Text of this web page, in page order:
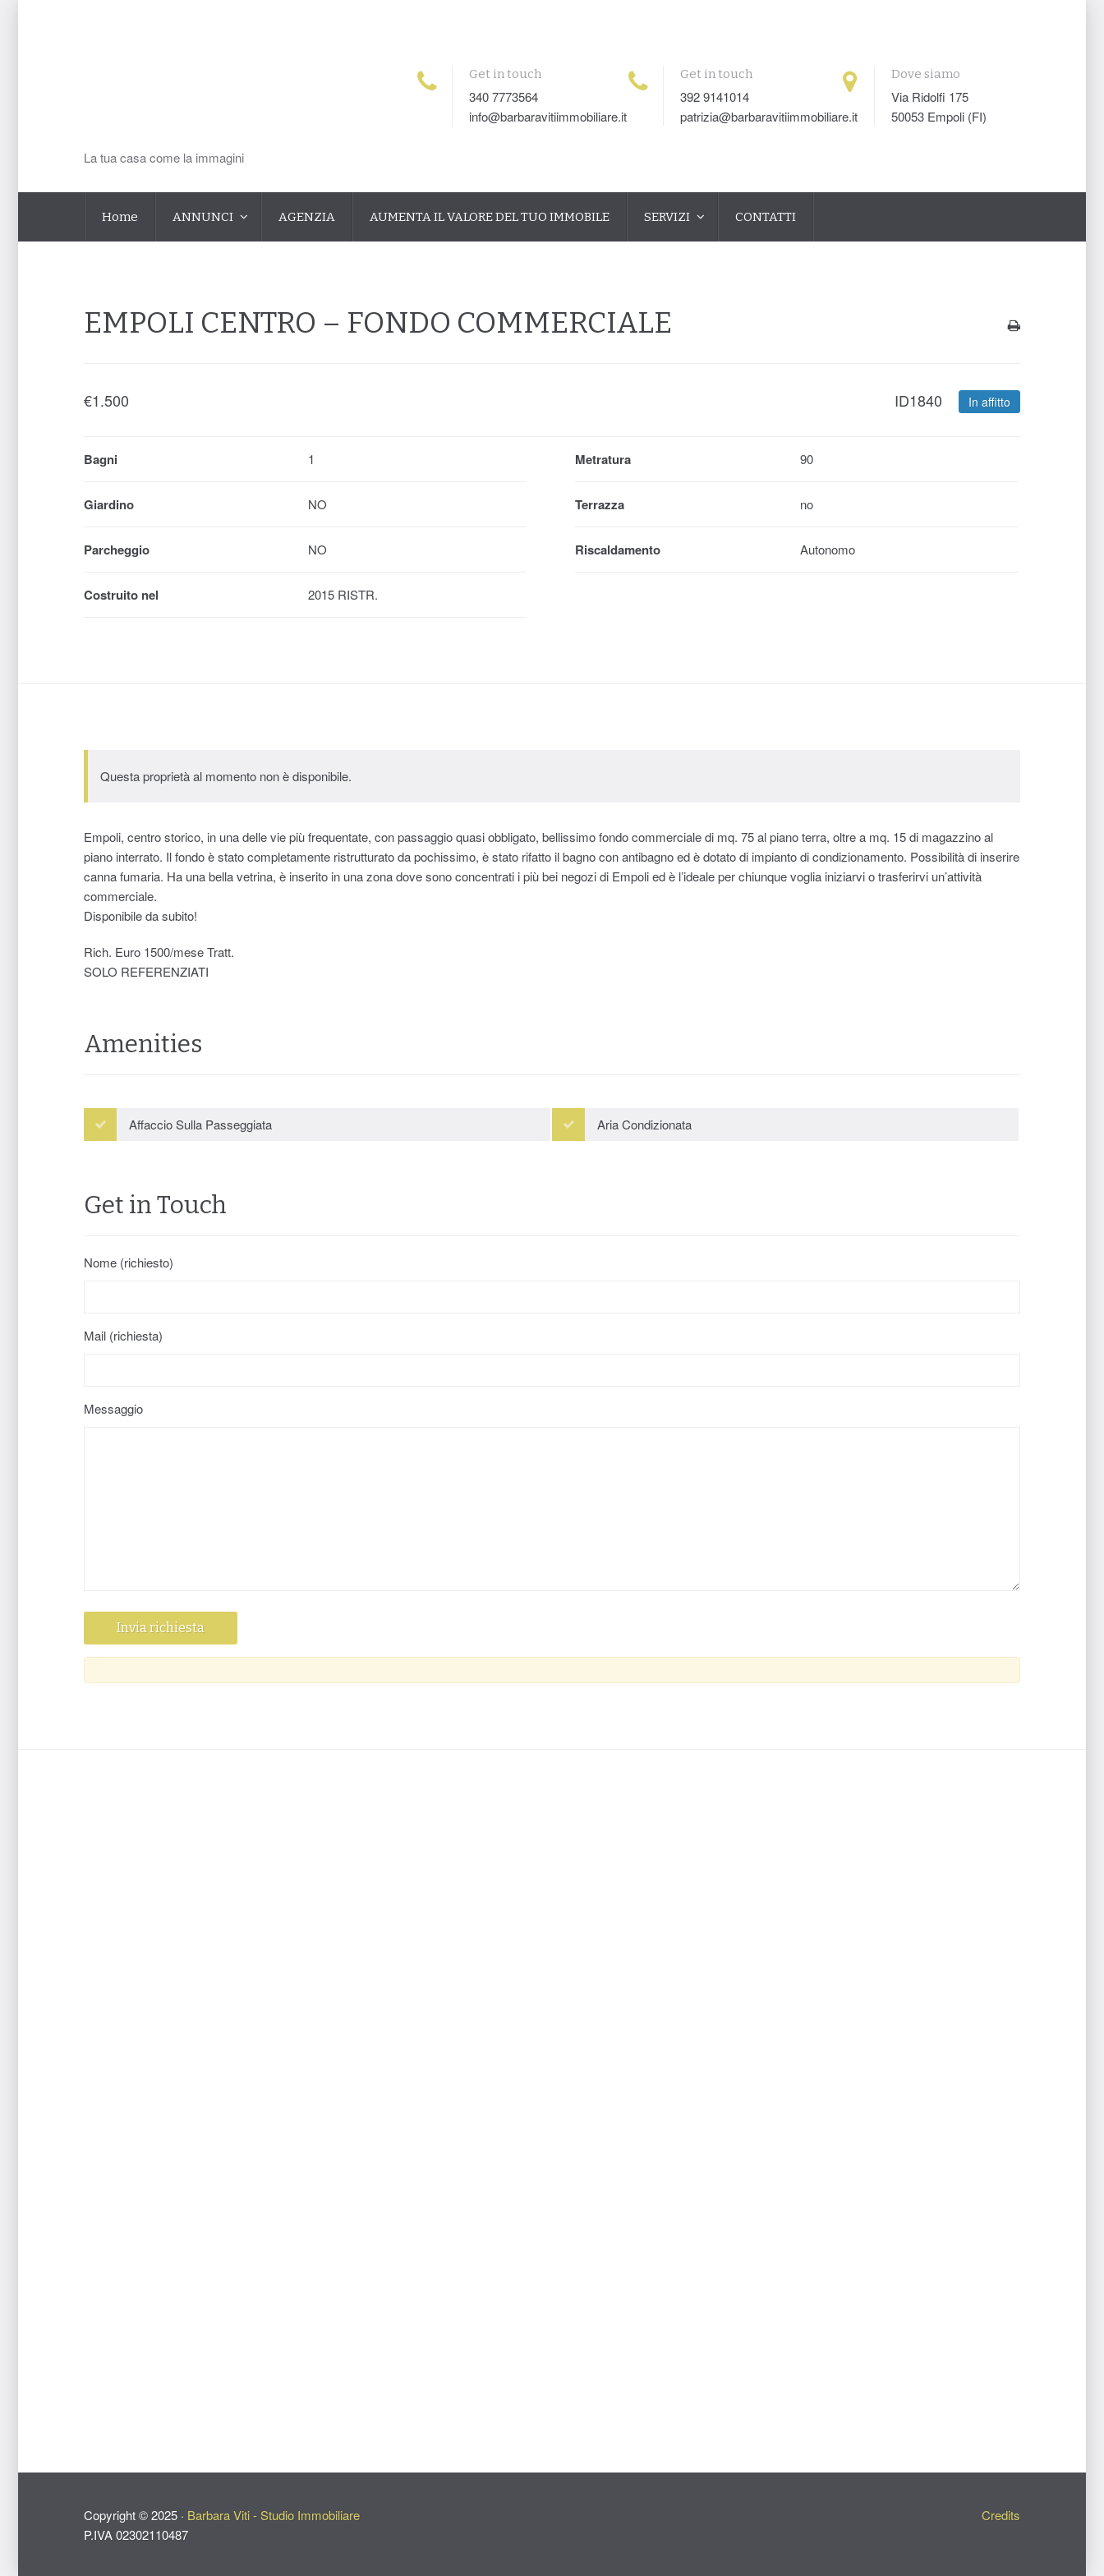
La tua casa come la immagini
Get in touch
340 7773564
info@barbaravitiimmobiliare.it
Get in touch
392 9141014
patrizia@barbaravitiimmobiliare.it
Dove siamo
Via Ridolfi 175
50053 Empoli (FI)
Home ANNUNCI AGENZIA AUMENTA IL VALORE DEL TUO IMMOBILE SERVIZI CONTATTI
EMPOLI CENTRO – FONDO COMMERCIALE
€1.500 ID1840 In affitto
Bagni 1 Metratura 90
Giardino NO Terrazza no
Parcheggio NO Riscaldamento Autonomo
Costruito nel 2015 RISTR.
Questa proprietà al momento non è disponibile.
Empoli, centro storico, in una delle vie più frequentate, con passaggio quasi obbligato, bellissimo fondo commerciale di mq. 75 al piano terra, oltre a mq. 15 di magazzino al
piano interrato. Il fondo è stato completamente ristrutturato da pochissimo, è stato rifatto il bagno con antibagno ed è dotato di impianto di condizionamento. Possibilità di inserire
canna fumaria. Ha una bella vetrina, è inserito in una zona dove sono concentrati i più bei negozi di Empoli ed è l’ideale per chiunque voglia iniziarvi o trasferirvi un’attività
commerciale.
Disponibile da subito!
Rich. Euro 1500/mese Tratt.
SOLO REFERENZIATI
Amenities
Affaccio Sulla Passeggiata Aria Condizionata
Get in Touch
Nome (richiesto)
Mail (richiesta)
Messaggio
Copyright ©2025 · Barbara Viti - Studio Immobiliare
P.IVA 02302110487
Credits